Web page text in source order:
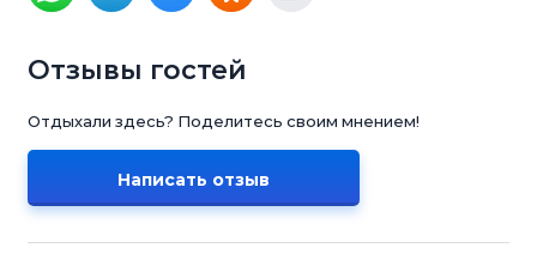
Отзывы гостей
Отдыхали здесь? Поделитесь своим мнением!
Написать отзыв